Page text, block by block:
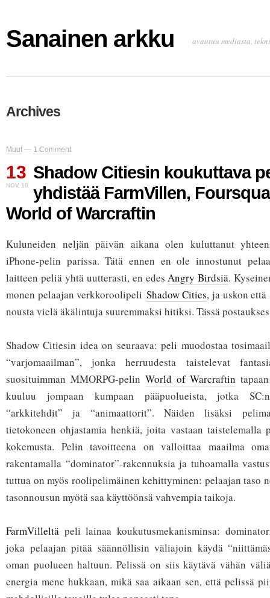
Sanainen arkku avautuu mediasta,
Archives
Muut — 1 Comment
13
NOV 10
Shadow Citiesin koukuttava
yhdistää FarmVillen,
World of Warcraftin
Kuluneiden neljän päivän aikana olen kuluttanut
iPhone-pelin parissa. Tätä ennen en ole innostunut
laitteen peliä yhtä uutterasti, en edesAngry Birdsiä.
monen pelaajan verkkoroolipeli Shadow Cities, ja uskon
nousta vielä äkälintuja suuremmaksi hitiksi. Tässä
Shadow Citiesin idea on seuraava: peli muodostaa
“varjomaailman”, jonka herruudesta taistelevat
suosituimman MMORPG-pelin World of Warcraftin
kuuluu jompaan kumpaan pääpuolueista, jotka
“arkkitehdit” ja “animaattorit”. Näiden lisäksi
tietokoneen ohjastamia henkiä, joita vastaan taistelemalla
kokemusta. Pelin tavoitteena on valloittaa maailma
rakentamalla “dominator”-rakennuksia ja tuhoamalla
tuttua on myös roolipelimäinen kehittyminen: pelaajan taso
tasonnousun myötä saa käyttöönsä vahvempia taikoja.
FarmVilleltä peli lainaa koukutusmekanisminsa:
joka pelaajan pitää säännöllisin väliajoin käydä
oman puolueen haltuun. Pelissä on siis käytävä vähän
energia mene hukkaan, mikä saa aikaan sen, että pelissä